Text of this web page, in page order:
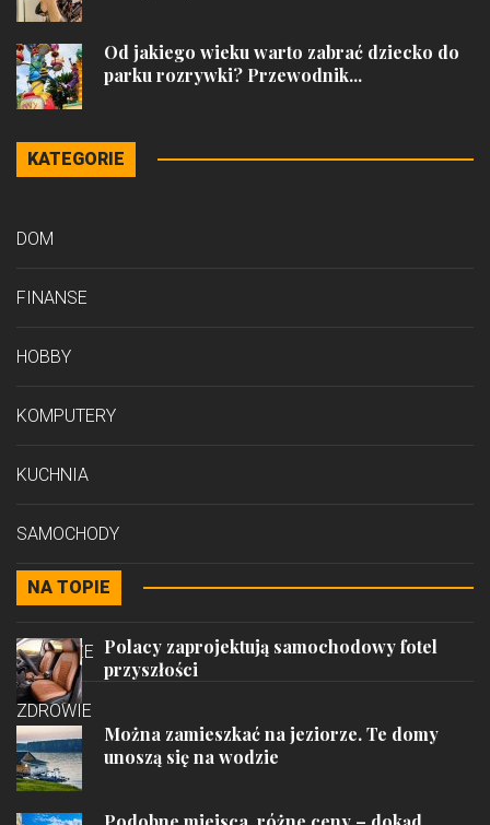
Od jakiego wieku warto zabrać dziecko do
parku rozrywki? Przewodnik...
KATEGORIE
DOM
FINANSE
HOBBY
KOMPUTERY
KUCHNIA
SAMOCHODY
STYL
PODRÓŻE
ZDROWIE
NA TOPIE
Polacy zaprojektują samochodowy fotel
przyszłości
Można zamieszkać na jeziorze. Te domy
unoszą się na wodzie